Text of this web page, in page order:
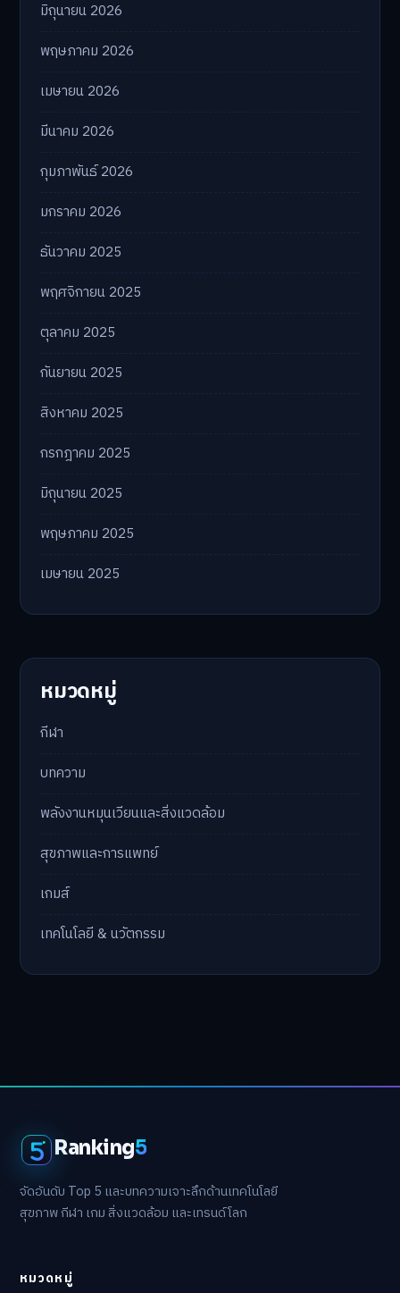
มิถุนายน 2026
พฤษภาคม 2026
เมษายน 2026
มีนาคม 2026
กุมภาพันธ์ 2026
มกราคม 2026
ธันวาคม 2025
พฤศจิกายน 2025
ตุลาคม 2025
กันยายน 2025
สิงหาคม 2025
กรกฎาคม 2025
มิถุนายน 2025
พฤษภาคม 2025
เมษายน 2025
หมวดหมู่
กีฬา
บทความ
พลังงานหมุนเวียนและสิ่งแวดล้อม
สุขภาพและการแพทย์
เกมส์
เทคโนโลยี & นวัตกรรม
Ranking5
จัดอันดับ Top 5 และบทความเจาะลึกด้านเทคโนโลยี
สุขภาพ กีฬา เกม สิ่งแวดล้อม และเทรนด์โลก
หมวดหมู่